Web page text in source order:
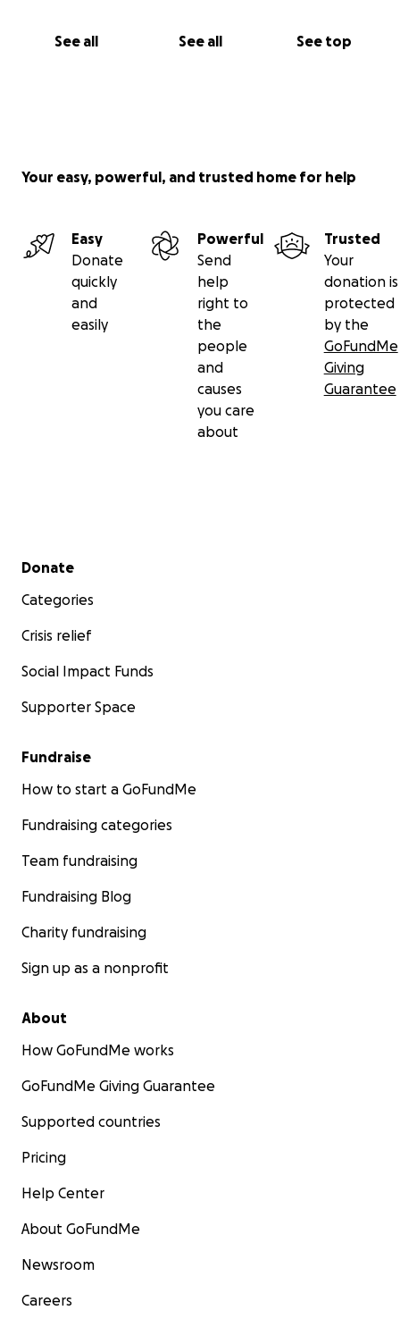
See all See all See top
Your easy, powerful, and trusted home for help
Easy
Donate
quickly
and
easily
Powerful
Send
help
right to
the
people
and
causes
you care
about
Trusted
Your
donation is
protected
by the
GoFundMe
Giving
Guarantee
Secondary menu
Donate
Categories
Crisis relief
Social Impact Funds
Supporter Space
Fundraise
How to start a GoFundMe
Fundraising categories
Team fundraising
Fundraising Blog
Charity fundraising
Sign up as a nonprofit
About
How GoFundMe works
GoFundMe Giving Guarantee
Supported countries
Pricing
Help Center
About GoFundMe
Newsroom
Careers